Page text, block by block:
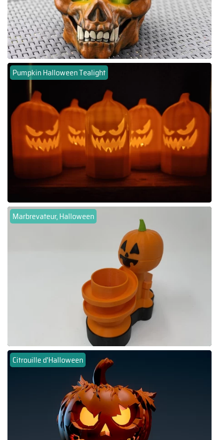
Pumpkin Halloween Tealight
Marbrevateur, Halloween
Citrouille d'Halloween